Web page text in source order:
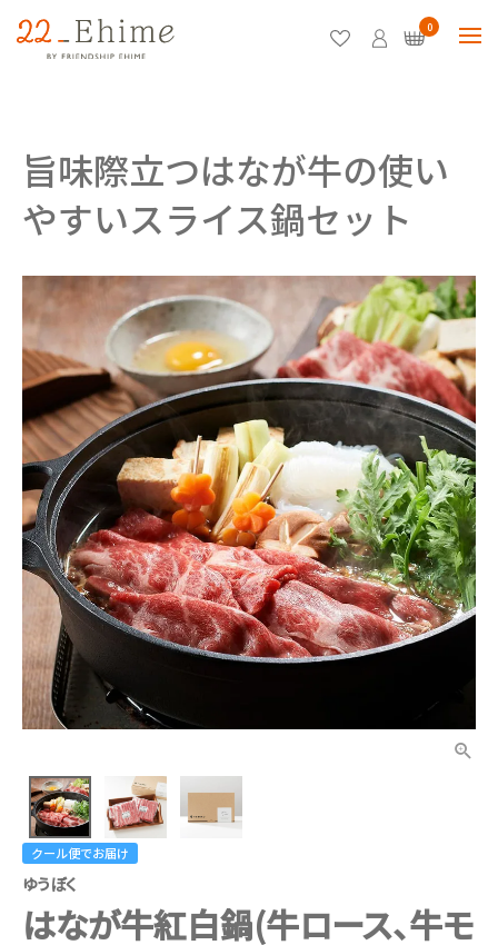
0
旨味際立つはなが牛の使い
やすいスライス鍋セット
クール便でお届け
ゆうぼく
はなが牛紅白鍋(牛ロース、牛モ